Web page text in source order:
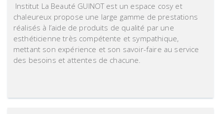
Institut La Beauté GUINOT est un espace cosy et
chaleureux propose une large gamme de prestations
réalisés à l’aide de produits de qualité par une
esthéticienne très compétente et sympathique,
mettant son expérience et son savoir-faire au service
des besoins et attentes de chacune.